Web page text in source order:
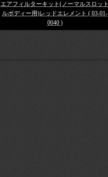
エアフィルターキット(ノーマルスロッ
ルボディー用)レッドエレメント ( 03-01-
0040 )